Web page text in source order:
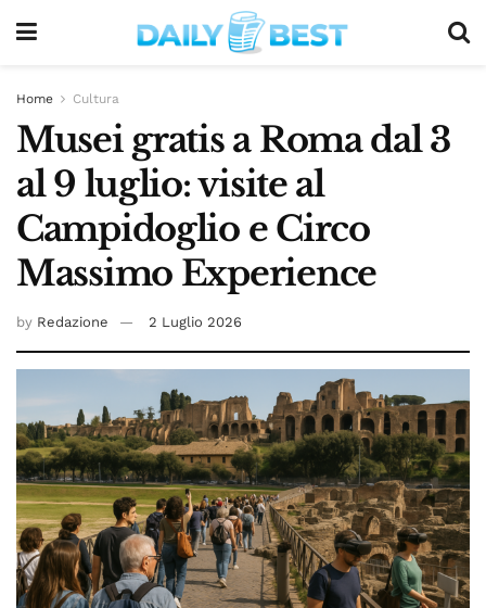
Home Cultura
Musei gratis a Roma dal 3
al 9 luglio: visite al
Campidoglio e Circo
Massimo Experience
by Redazione 2 Luglio 2026